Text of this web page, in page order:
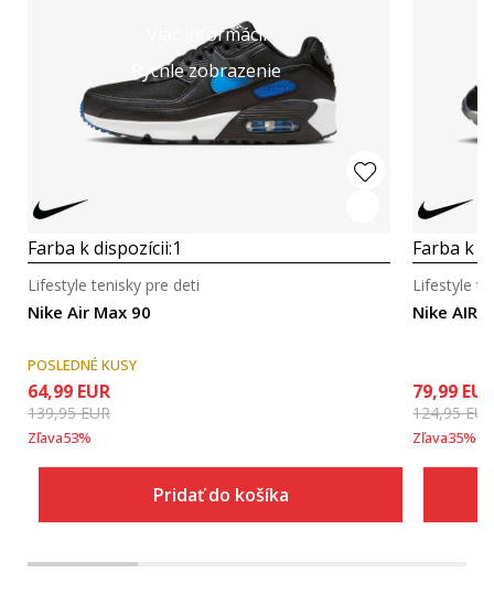
Viac informácií
Rýchle zobrazenie
Farba k dispozícii:1
Nike Air Max 90
Lifestyle tenisky pre deti
POSLEDNÉ KUSY
64,99 EUR
139,95EUR
Zľava53%
Pridať do košíka
Farba k
Nike AIR
Lifestyle
79,99 EUR
124,95EUR
Zľava35%